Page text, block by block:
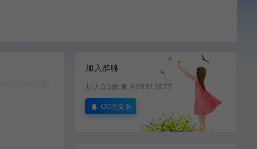
加入群聊
加入QQ群聊: 658813577
QQ交流群